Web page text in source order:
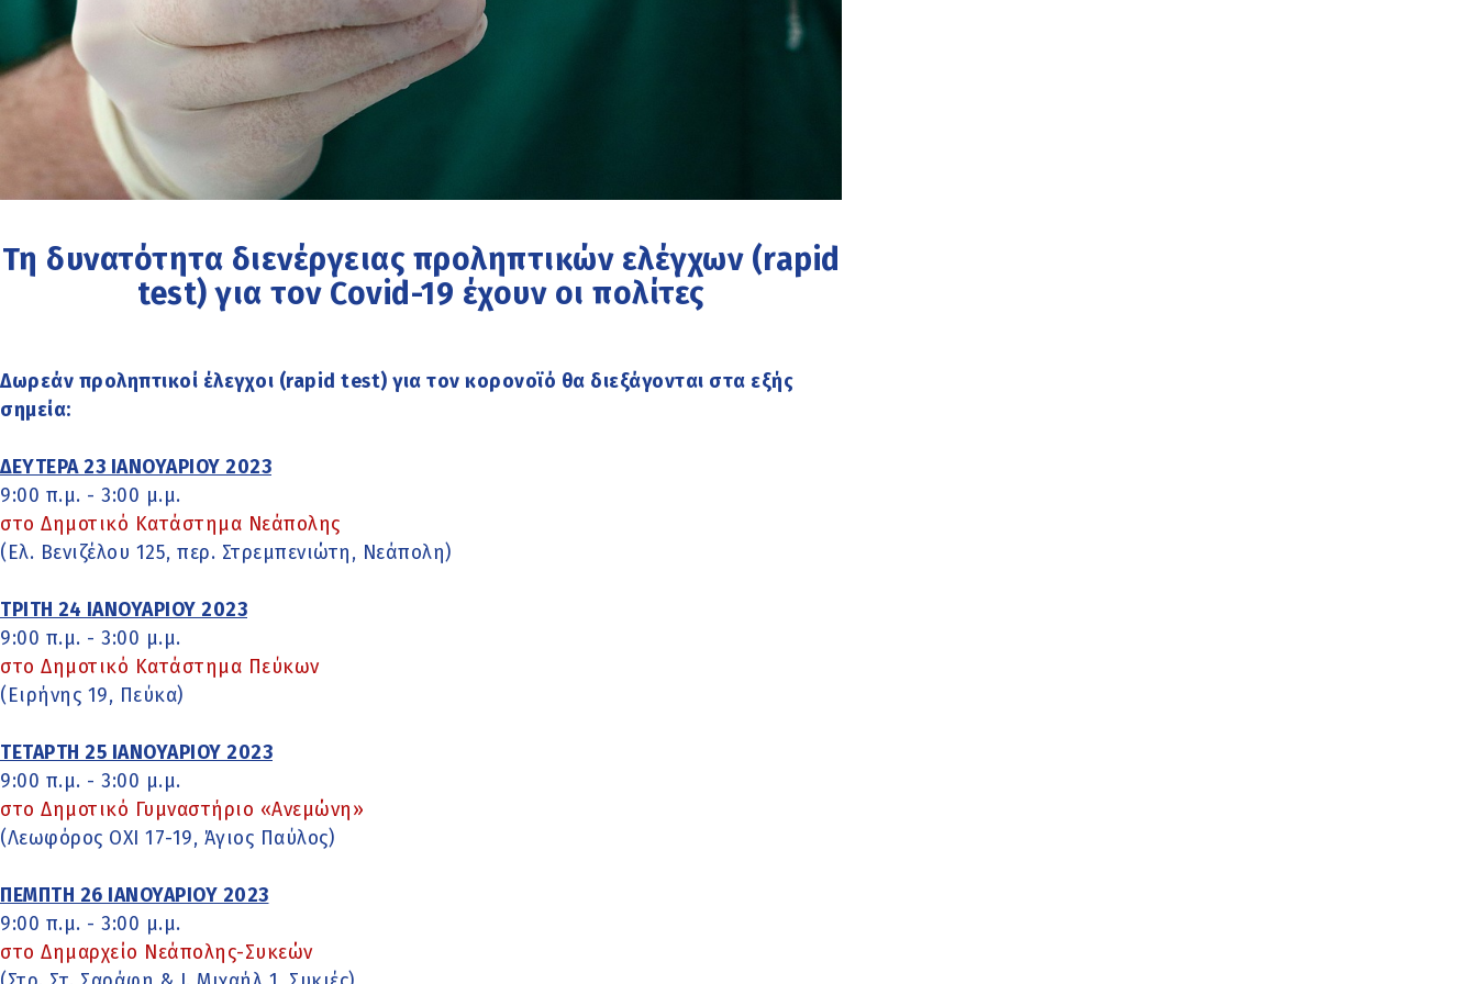
Τη δυνατότητα διενέργειας προληπτικών ελέγχων (rapid
test) για τον Covid-19 έχουν οι πολίτες
Δωρεάν προληπτικοί έλεγχοι (rapid test) για τον κορονοϊό θα διεξάγονται στα εξής
σημεία:
ΔΕΥΤΕΡΑ 23 ΙΑΝΟΥΑΡΙΟΥ 2023
9:00 π.μ. - 3:00 μ.μ.
στο Δημοτικό Κατάστημα Νεάπολης
(Ελ. Βενιζέλου 125, περ. Στρεμπενιώτη, Νεάπολη)
ΤΡΙΤΗ 24 ΙΑΝΟΥΑΡΙΟΥ 2023
9:00 π.μ. - 3:00 μ.μ.
στο Δημοτικό Κατάστημα Πεύκων
(Ειρήνης 19, Πεύκα)
ΤΕΤΑΡΤΗ 25 ΙΑΝΟΥΑΡΙΟΥ 2023
9:00 π.μ. - 3:00 μ.μ.
στο Δημοτικό Γυμναστήριο «Ανεμώνη»
(Λεωφόρος ΟΧΙ 17-19, Άγιος Παύλος)
ΠΕΜΠΤΗ 26 ΙΑΝΟΥΑΡΙΟΥ 2023
9:00 π.μ. - 3:00 μ.μ.
στο Δημαρχείο Νεάπολης-Συκεών